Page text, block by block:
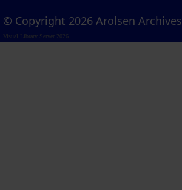
© Copyright 2026 Arolsen Archives
Visual Library Server 2026